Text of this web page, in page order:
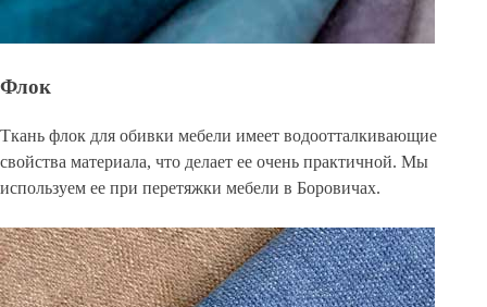
Флок
Ткань флок для обивки мебели имеет водоотталкивающие
свойства материала, что делает ее очень практичной. Мы
используем ее при перетяжки мебели в Боровичах.